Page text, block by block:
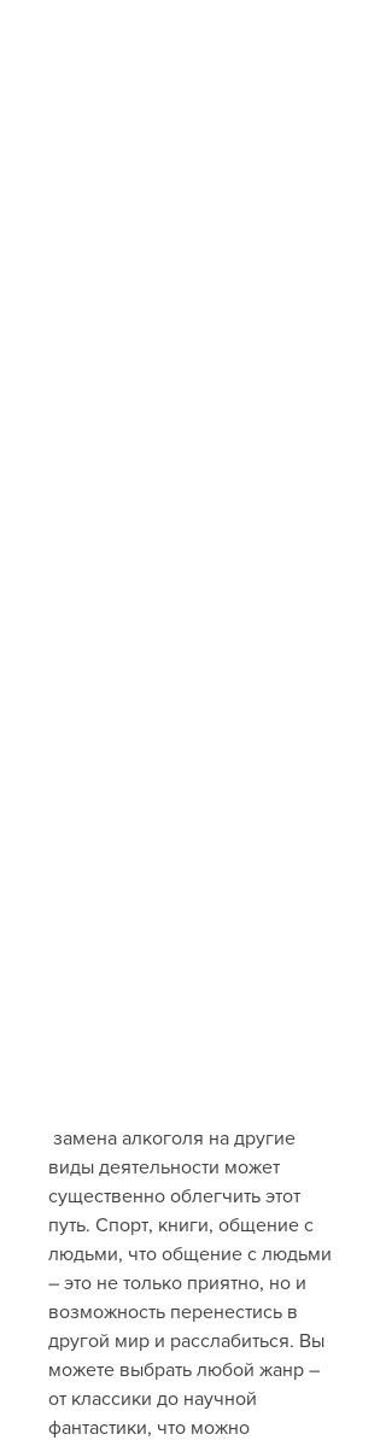
виды деятельности может
существенно облегчить этот
путь. Спорт, книги, общение с
людьми, что общение с людьми
– это не только приятно, но и
возможность перенестись в
другой мир и расслабиться. Вы
можете выбрать любой жанр –
от классики до научной
фантастики, что можно